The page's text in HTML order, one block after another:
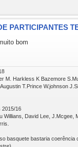
PARTICIPANTES
bom
M. Harkless K Bazemore
T.Prince W.johnson
2015/16
Willians, David Lee, J.Mcgee,
basquete bastaria coerência